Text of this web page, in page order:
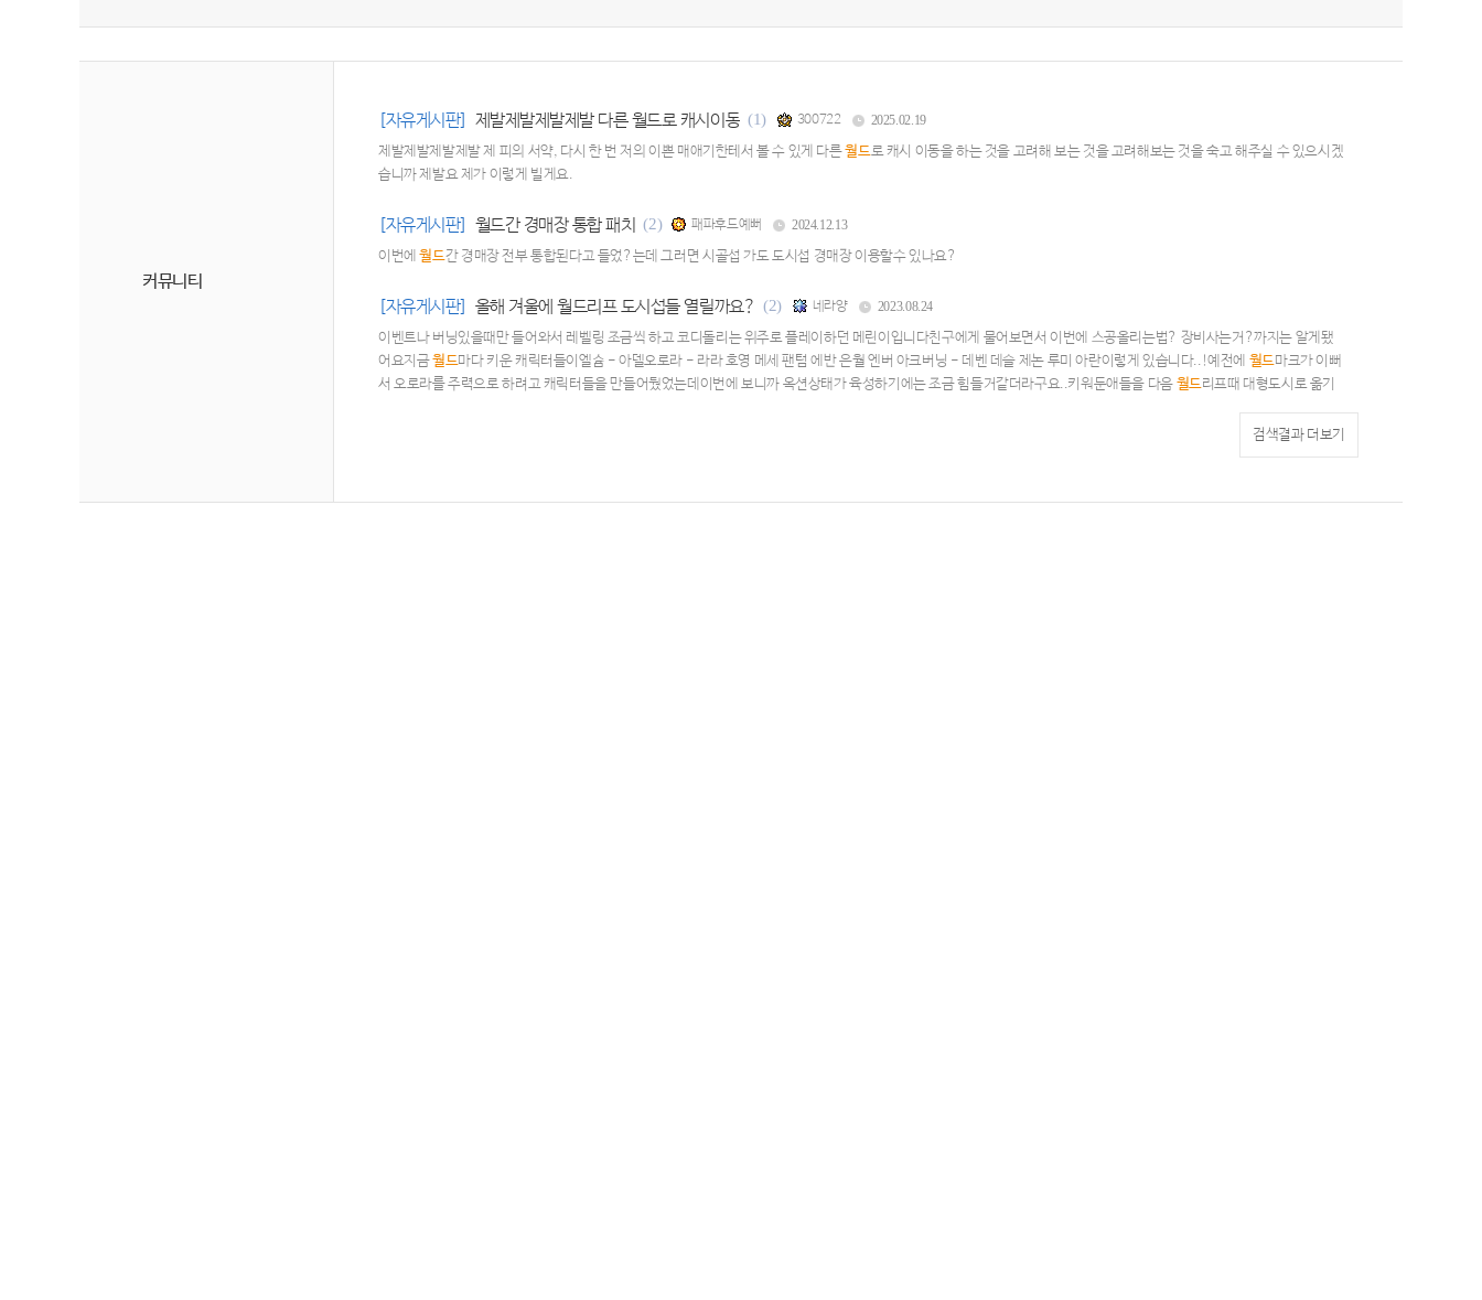
커뮤니티
[자유게시판] 제발제발제발제발 다른 월드로 캐시이동 (1) 300722 2025.02.19
제발제발제발제발 제 피의 서약, 다시 한 번 저의 이쁜 매애기한테서 볼 수 있게 다른월드로 캐시 이동을 하는 것을 고려해 보는 것을 고려해보는 것을 숙고 해주실 수 있으시겠
습니까 제발요 제가 이렇게 빌게요.
[자유게시판] 월드간 경매장 통합 패치 (2) 패파후드예뻐 2024.12.13
이번에월드간 경매장 전부 통합된다고 들었?는데 그러면 시골섭 가도 도시섭 경매장 이용할수 있나요?
[자유게시판] 올해 겨울에 월드리프 도시섭들 열릴까요? (2) 네라양 2023.08.24
이벤트나 버닝있을때만 들어와서 레벨링 조금씩 하고 코디돌리는 위주로 플레이하던 메린이입니다친구에게 물어보면서 이번에 스공올리는법? 장비사는거?까지는 알게됐
어요지금월드마다 키운 캐릭터들이엘슘 - 아델오로라 - 라라 호영 메세 팬텀 에반 은월 엔버 아크버닝 - 데벤 데슬 제논 루미 아란이렇게 있습니다..!예전에 월드마크가 이뻐
서 오로라를 주력으로 하려고 캐릭터들을 만들어뒀었는데이번에 보니까 옥션상태가 육성하기에는 조금 힘들거같더라구요..키워둔애들을 다음 월드리프때 대형도시로 옮기
월드가 있다면 알
검색결과 더보기